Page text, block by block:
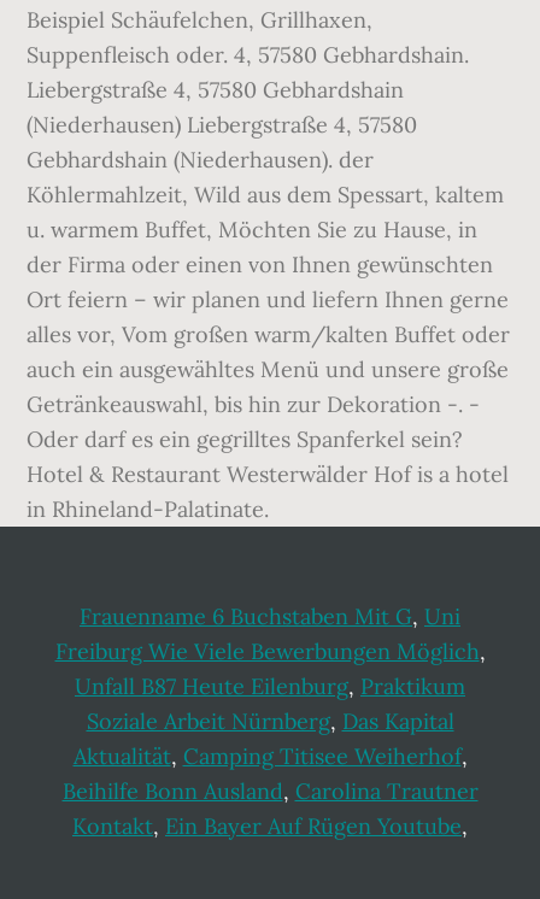
Beispiel Schäufelchen, Grillhaxen,
Suppenfleisch oder. 4, 57580 Gebhardshain.
Liebergstraße 4, 57580 Gebhardshain
(Niederhausen) Liebergstraße 4, 57580
Gebhardshain (Niederhausen). der
Köhlermahlzeit, Wild aus dem Spessart, kaltem
u. warmem Buffet, Möchten Sie zu Hause, in
der Firma oder einen von Ihnen gewünschten
Ort feiern – wir planen und liefern Ihnen gerne
alles vor, Vom großen warm/kalten Buffet oder
auch ein ausgewähltes Menü und unsere große
Getränkeauswahl, bis hin zur Dekoration -. -
Oder darf es ein gegrilltes Spanferkel sein?
Hotel & Restaurant Westerwälder Hof is a hotel
in Rhineland-Palatinate.
Frauenname 6 Buchstaben Mit G, Uni
Freiburg Wie Viele Bewerbungen Möglich,
Unfall B87 Heute Eilenburg, Praktikum
Soziale Arbeit Nürnberg, Das Kapital
Aktualität, Camping Titisee Weiherhof,
Beihilfe Bonn Ausland, Carolina Trautner
Kontakt, Ein Bayer Auf Rügen Youtube,